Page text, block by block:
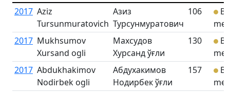
2017 Aziz
Tursunmuratovich
Азиз
Турсунмуратович
106
2017 Mukhsumov
Xursand ogli
Махсудов
Хурсанд ўғли
130
2017 Abdukhakimov
Nodirbek ogli
Абдухакимов
Нодирбек ўғли
157